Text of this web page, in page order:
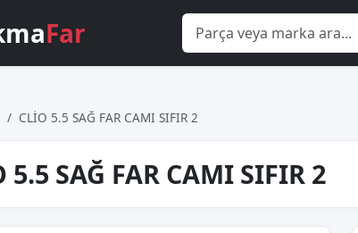
Far
CLİO 5.5 SAĞ FAR CAMI SIFIR 2
5.5 SAĞ FAR CAMI SIFIR 2